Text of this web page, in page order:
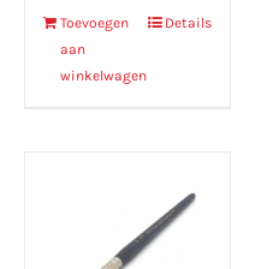
Toevoegen
aan
winkelwagen
Details